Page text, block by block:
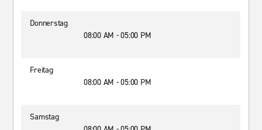
Donnerstag
08:00 AM - 05:00 PM
Freitag
08:00 AM - 05:00 PM
Samstag